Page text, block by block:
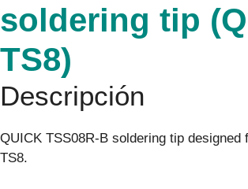
soldering tip
TS8)
Descripción
QUICK TSS08R-B soldering tip designed
TS8.